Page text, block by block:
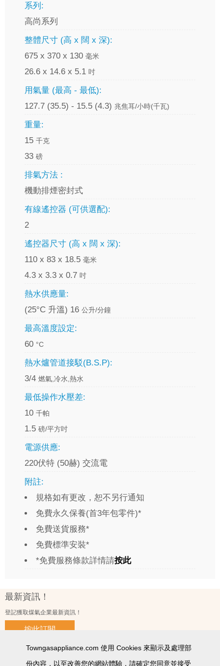
系列:
高尚系列
整體尺寸 (高 x 闊 x 深):
675 x 370 x 130 毫米
26.6 x 14.6 x 5.1 吋
用氣量 (最高 - 最低):
127.7 (35.5) - 15.5 (4.3) 兆焦耳/小時(千瓦)
重量:
15 千克
33 磅
排氣方法 :
機動排煙密封式
有線遙控器 (可供選配):
2
遙控器尺寸 (高 x 闊 x 深):
110 x 83 x 18.5 毫米
4.3 x 3.3 x 0.7 吋
熱水供應量:
(25°C 升溫) 16 公升/分鐘
最高溫度設定:
60 °C
熱水爐管道接駁(B.S.P):
3/4 燃氣,冷水,熱水
最低操作水壓差:
10 千帕
1.5 磅/平方吋
電源供應:
220伏特 (50赫) 交流電
附註:
規格如有更改，恕不另行通知
免費永久保養(首3年包零件)*
免費送貨服務*
免費標準安裝*
*免費服務條款詳情請按此
最新資訊！
登記獲取煤氣企業最新資訊！
按此訂閱
使用條款及細則 私隱政策聲明 個人資料收集聲明
Towngasappliance.com 使用 Cookies 來顯示及處理部
份內容，以至改善您的網站體驗，請確定您同意並接受